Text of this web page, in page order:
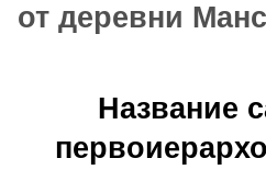
от деревни
Название